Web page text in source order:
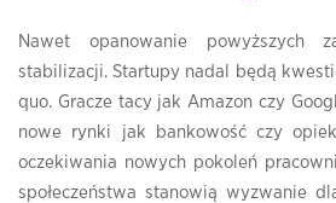
Nawet opanowanie powyższych
stabilizacji. Startupy nadal będą
quo. Gracze tacy jak Amazon czy
nowe rynki jak bankowość czy
oczekiwania nowych pokoleń
społeczeństwa stanowią wyzwanie